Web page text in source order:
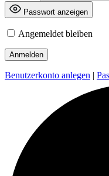
Passwort anzeigen
Angemeldet bleiben
Benutzerkonto anlegen |